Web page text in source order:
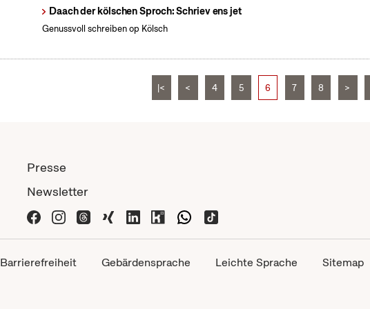
Daach der kölschen Sproch: Schriev ens jet
Genussvoll schreiben op Kölsch
|< < 4 5 6 7 8 >
Presse
Newsletter
Barrierefreiheit Gebärdensprache Leichte Sprache Sitemap